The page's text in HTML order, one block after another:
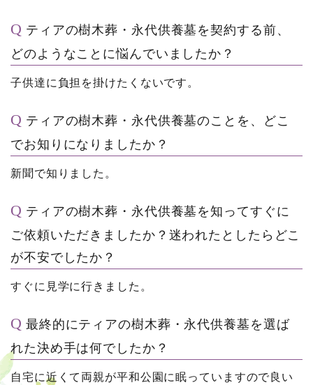
ティアの樹木葬・永代供養墓を契約する前、
どのようなことに悩んでいましたか？
子供達に負担を掛けたくないです。
ティアの樹木葬・永代供養墓のことを、どこ
でお知りになりましたか？
新聞で知りました。
ティアの樹木葬・永代供養墓を知ってすぐに
ご依頼いただきましたか？迷われたとしたらどこ
が不安でしたか？
すぐに見学に行きました。
最終的にティアの樹木葬・永代供養墓を選ば
れた決め手は何でしたか？
自宅に近くて両親が平和公園に眠っていますので良い